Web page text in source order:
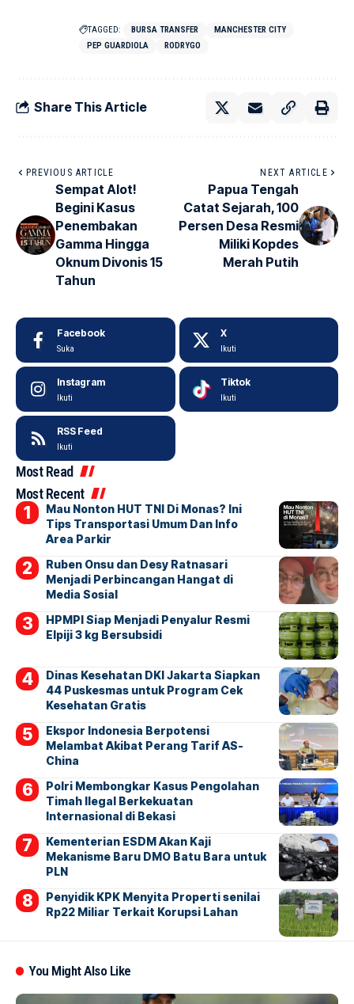
TAGGED: BURSA TRANSFER
MANCHESTER CITY
PEP GUARDIOLA
RODRYGO
Share This Article
PREVIOUS ARTICLE
Sempat Alot!
Begini Kasus
Penembakan
Gamma Hingga
Oknum Divonis 15
Tahun
NEXT ARTICLE
Papua Tengah
Catat Sejarah, 100
Persen Desa Resmi
Miliki Kopdes
Merah Putih
Facebook
Suka
X
Ikuti
Instagram
Ikuti
Tiktok
Ikuti
RSS Feed
Ikuti
Most Read
Most Recent
Mau Nonton HUT TNI Di Monas? Ini
Tips Transportasi Umum Dan Info
Area Parkir
Ruben Onsu dan Desy Ratnasari
Menjadi Perbincangan Hangat di
Media Sosial
HPMPI Siap Menjadi Penyalur Resmi
Elpiji 3 kg Bersubsidi
Dinas Kesehatan DKI Jakarta Siapkan
44 Puskesmas untuk Program Cek
Kesehatan Gratis
Ekspor Indonesia Berpotensi
Melambat Akibat Perang Tarif AS-
China
Polri Membongkar Kasus Pengolahan
Timah Ilegal Berkekuatan
Internasional di Bekasi
Kementerian ESDM Akan Kaji
Mekanisme Baru DMO Batu Bara untuk
PLN
Penyidik KPK Menyita Properti senilai
Rp22 Miliar Terkait Korupsi Lahan
You Might Also Like